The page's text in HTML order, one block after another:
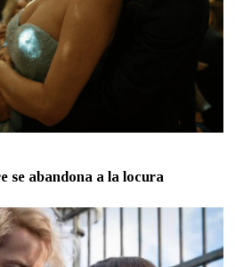
se abandona a la locura